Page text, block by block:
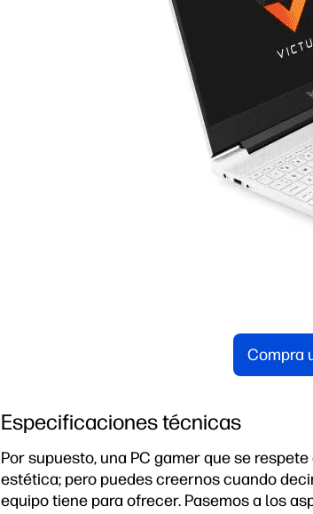
Compra
Especificaciones técnicas
Por supuesto, una PC gamer que se
estética; pero puedes creernos cuando
equipo tiene para ofrecer. Pasemos a los